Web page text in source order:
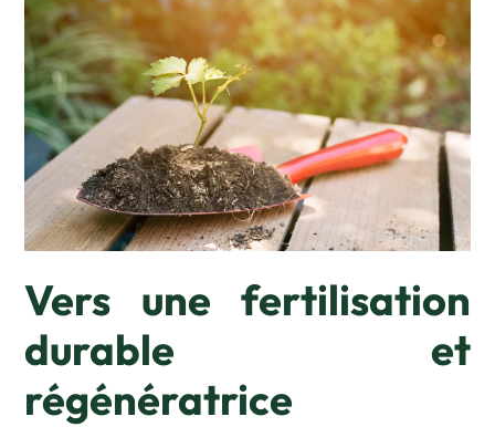
Vers une fertilisation
durable et
régénératrice